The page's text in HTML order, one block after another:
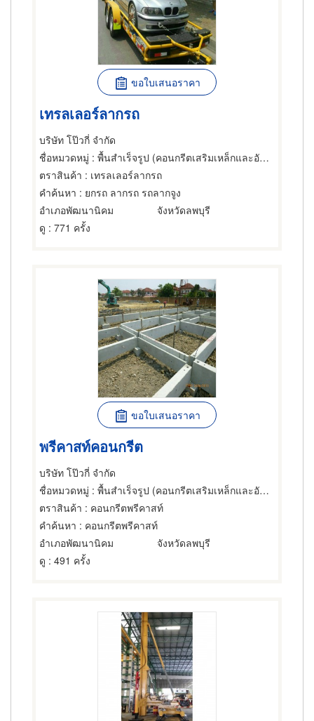
ขอใบเสนอราคา
เทรลเลอร์ลากรถ
บริษัท โป๊วกี่ จำกัด
ชื่อหมวดหมู่ : พื้นสำเร็จรูป (คอนกรีตเสริมเหล็กและอัดแรง),เหล็ก,รอก
ตราสินค้า : เทรลเลอร์ลากรถ
คำค้นหา : ยกรถ ลากรถ รถลากจูง
อำเภอพัฒนานิคม
จังหวัดลพบุรี
ดู : 771 ครั้ง
ขอใบเสนอราคา
พรีคาสท์คอนกรีต
บริษัท โป๊วกี่ จำกัด
ชื่อหมวดหมู่ : พื้นสำเร็จรูป (คอนกรีตเสริมเหล็กและอัดแรง),คอนกรีตเสริมเหล็ก,วัสดุ-อุปกรณ์ก่อสร้าง
ตราสินค้า : คอนกรีตพรีคาสท์
คำค้นหา : คอนกรีตพรีคาสท์
อำเภอพัฒนานิคม
จังหวัดลพบุรี
ดู : 491 ครั้ง